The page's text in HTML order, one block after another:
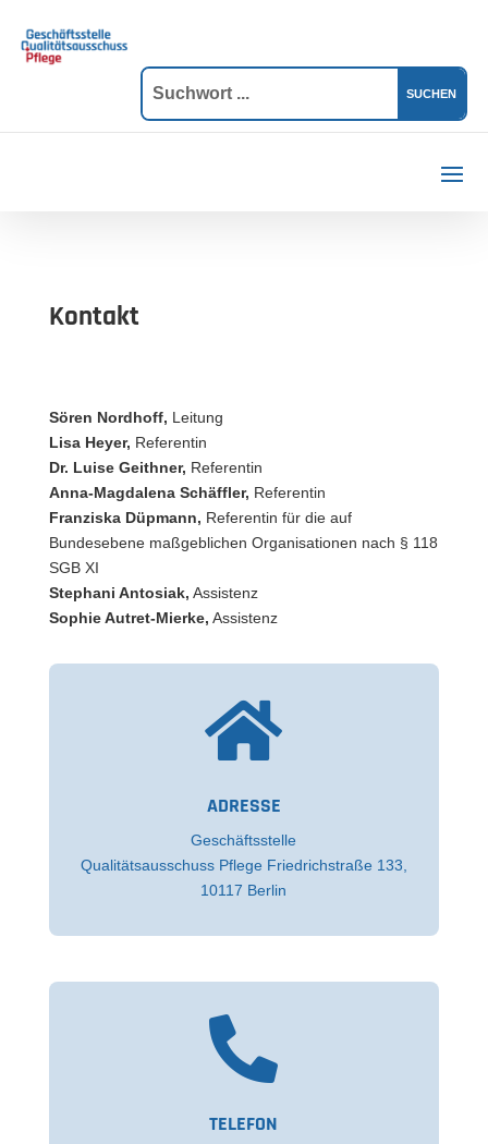
Kontakt
Sören Nordhoff, Leitung
Lisa Heyer, Referentin
Dr. Luise Geithner, Referentin
Anna-Magdalena Schäffler, Referentin
Franziska Düpmann, Referentin für die auf
Bundesebene maßgeblichen Organisationen nach § 118
SGB XI
Stephani Antosiak, Assistenz
Sophie Autret-Mierke, Assistenz

ADRESSE
Geschäftsstelle
Qualitätsausschuss Pflege Friedrichstraße 133,
10117 Berlin

TELEFON